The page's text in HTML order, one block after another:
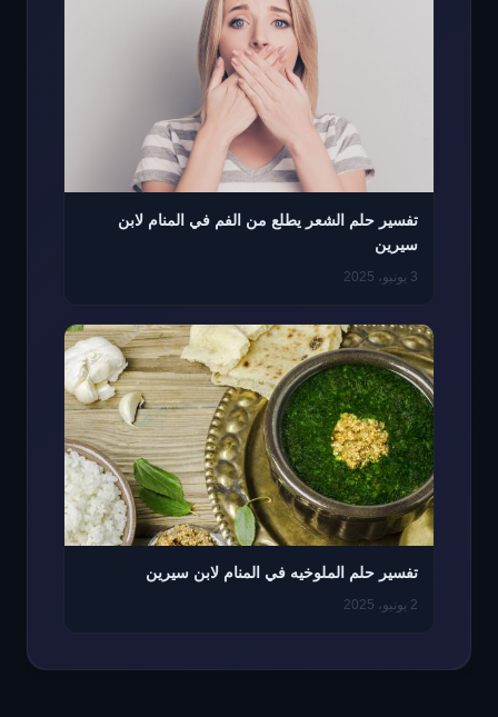
تفسير حلم الشعر يطلع من الفم في المنام لابن
سيرين
3 يونيو، 2025
تفسير حلم الملوخيه في المنام لابن سيرين
2 يونيو، 2025